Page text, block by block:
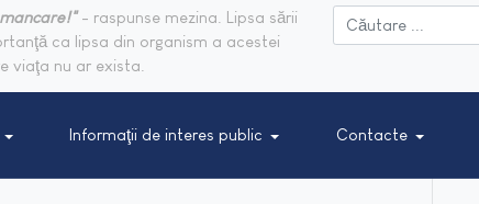
- raspunse mezina. Lipsa sării
ca lipsa din organism a acestei
viaţa nu ar exista.
Informaţii de interes public Contacte